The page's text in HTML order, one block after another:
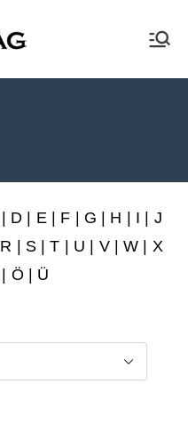
XEBAN-Verlag
D E| F G H I
J
R S |T U V|W
X
| Ö | Ü